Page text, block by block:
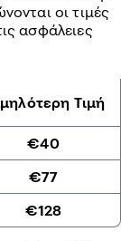
οι τιμές
ασφάλειες
Τιμή
€40
€77
€128